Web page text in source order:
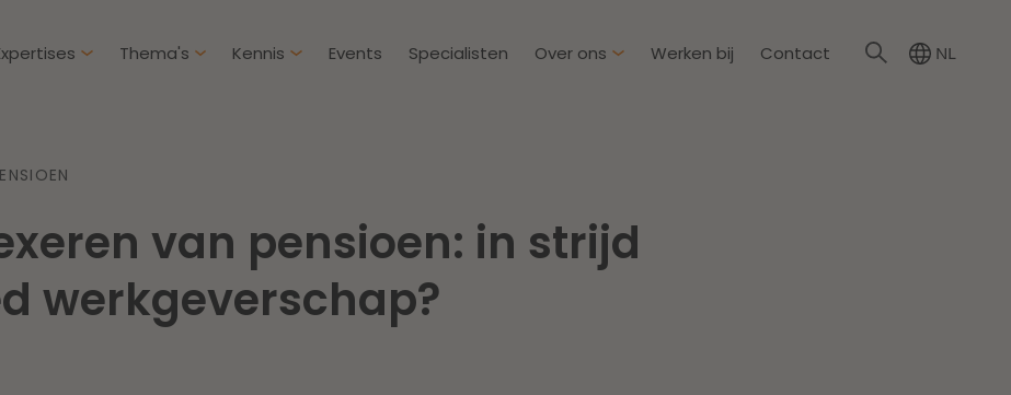
IE & Innovatie
Herstructurering & Insolventie
Overheid & Omgeving
Thema's
Dichtbij een
toekomstbestendige
zorg
Dichtbij de kansen en
uitdagingen in de
woningbouw
Dichtbij de wendbare
Kennis Events Specialisten Over ons
Nieuws
Werken bij Contact NL
van pensioen: in strijd
werkgeverschap?